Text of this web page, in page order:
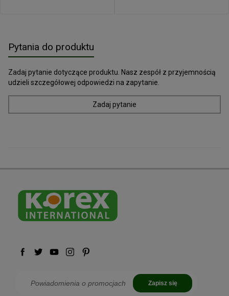
Pytania do produktu
Zadaj pytanie dotyczące produktu. Nasz zespół z przyjemnością
udzieli szczegółowej odpowiedzi na zapytanie.
Zadaj pytanie
Zapisz się